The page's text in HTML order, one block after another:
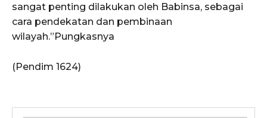
sangat penting dilakukan oleh Babinsa, sebagai
cara pendekatan dan pembinaan
wilayah.”Pungkasnya
(Pendim 1624)